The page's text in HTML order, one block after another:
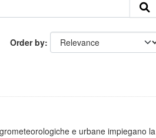
Order by
e urbane impiegano la